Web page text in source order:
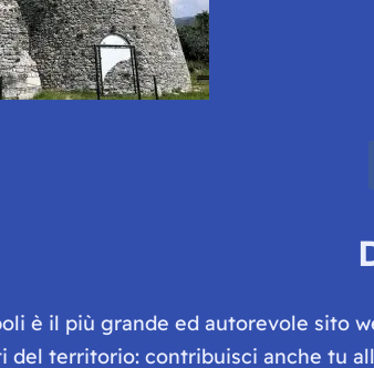
è il più grande ed autorevole sito
del territorio: contribuisci anche tu